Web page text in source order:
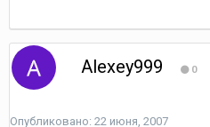
Alexey999 0
Опубликовано: 22 июня, 2007